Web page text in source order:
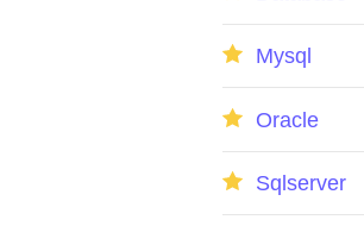
Mysql
Oracle
Sqlserver